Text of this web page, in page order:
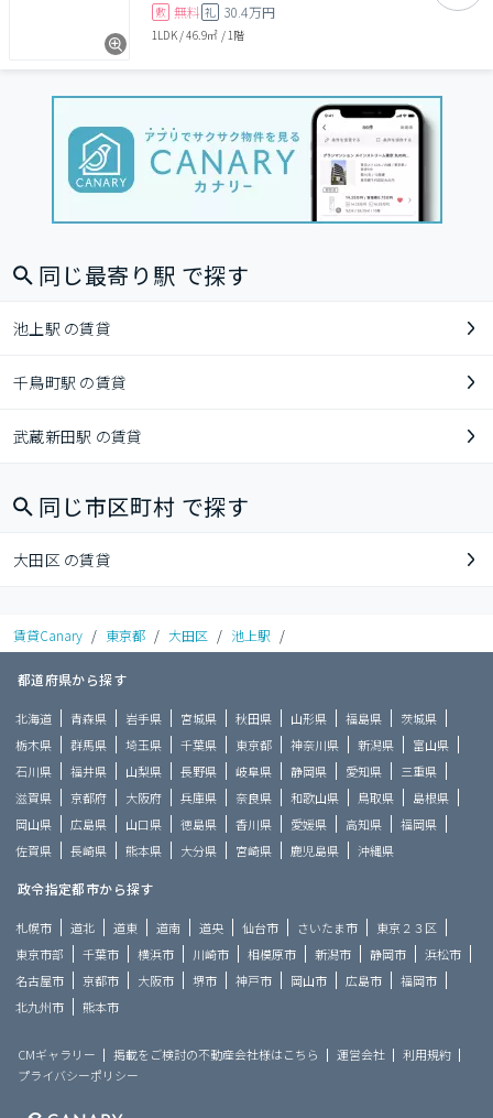
敷 無料 礼 30.4万円
1LDK/46.9㎡ / 1階
同じ最寄り駅 で探す
池上駅 の賃貸
千鳥町駅 の賃貸
武蔵新田駅 の賃貸
同じ市区町村 で探す
大田区 の賃貸
賃貸Canary / 東京都 / 大田区 / 池上駅 /
都道府県から探す
北海道 青森県 岩手県 宮城県 秋田県 山形県 福島県
茨城県
栃木県
群馬県 埼玉県 千葉県 東京都 神奈川県 新潟県
富山県
石川県
福井県 山梨県 長野県 岐阜県 静岡県 愛知県
三重県
滋賀県
京都府 大阪府 兵庫県 奈良県 和歌山県 鳥取県
島根県
岡山県
広島県 山口県 徳島県 香川県 愛媛県 高知県
福岡県
佐賀県
長崎県 熊本県 大分県 宮崎県 鹿児島県 沖縄県
政令指定都市から探す
札幌市 道北 道東 道南 道央 仙台市 さいたま市
東京２３区
東京市部
千葉市 横浜市 川崎市 相模原市 新潟市 静岡市
浜松市
名古屋市
京都市 大阪市 堺市 神戸市 岡山市 広島市
福岡市
北九州市
熊本市
CMギャラリー 掲載をご検討の不動産会社様はこちら 運営会社
利用規約
プライバシーポリシー